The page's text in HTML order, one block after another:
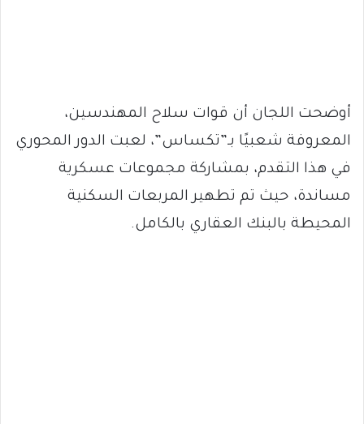
أوضحت اللجان أن قوات سلاح المهندسين،
المعروفة شعبيًا بـ”تكساس”، لعبت الدور المحوري
في هذا التقدم، بمشاركة مجموعات عسكرية
مساندة، حيث تم تطهير المربعات السكنية
المحيطة بالبنك العقاري بالكامل.